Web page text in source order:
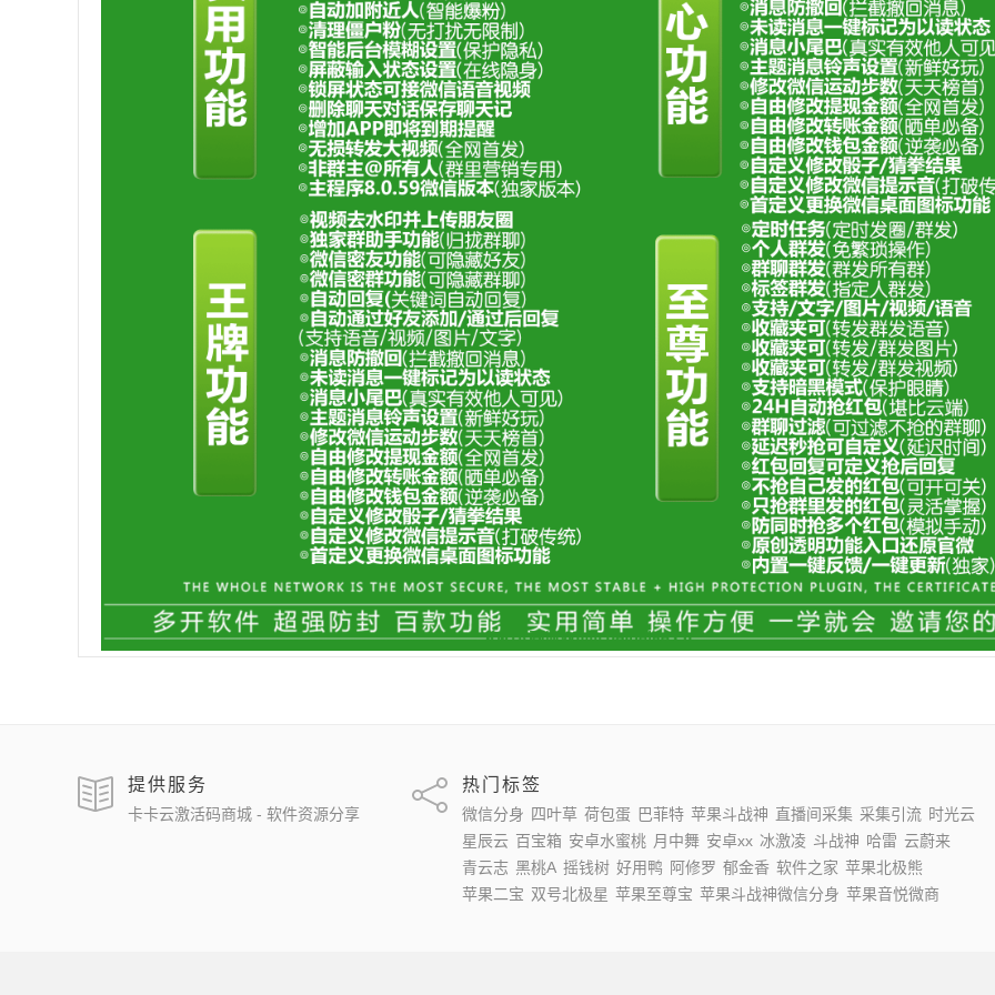
提供服务
卡卡云激活码商城 - 软件资源分享
热门标签
微信分身 四叶草 荷包蛋 巴菲特 苹果斗战神 直播间采集 采集引流 时光云
星辰云 百宝箱 安卓水蜜桃 月中舞 安卓xx 冰激凌 斗战神 哈雷 云蔚来
青云志 黑桃A 摇钱树 好用鸭 阿修罗 郁金香 软件之家 苹果北极熊
苹果二宝 双号北极星 苹果至尊宝 苹果斗战神微信分身 苹果音悦微商